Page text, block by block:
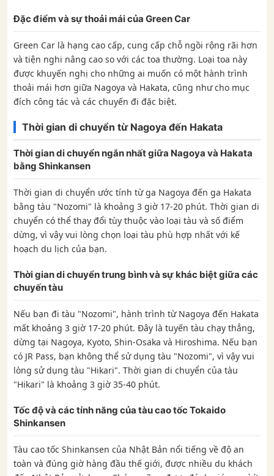
Đặc điểm và sự thoải mái của Green Car
Green Car là hạng cao cấp, cung cấp chỗ ngồi rộng rãi hơn
và tiện nghi nâng cao so với các toa thường. Loại toa này
được khuyến nghị cho những ai muốn có một hành trình
thoải mái hơn giữa Nagoya và Hakata, cũng như cho mục
đích công tác và các chuyến đi đặc biệt.
Thời gian di chuyển từ Nagoya đến Hakata
Thời gian di chuyển ngắn nhất giữa Nagoya và Hakata
bằng Shinkansen
Thời gian di chuyển ước tính từ ga Nagoya đến ga Hakata
bằng tàu "Nozomi" là khoảng 3 giờ 17-20 phút. Thời gian di
chuyển có thể thay đổi tùy thuộc vào loại tàu và số điểm
dừng, vì vậy vui lòng chọn loại tàu phù hợp nhất với kế
hoạch du lịch của bạn.
Thời gian di chuyển trung bình và sự khác biệt giữa các
chuyến tàu
Nếu bạn đi tàu "Nozomi", hành trình từ Nagoya đến Hakata
mất khoảng 3 giờ 17-20 phút. Đây là tuyến tàu chạy thẳng,
dừng tại Nagoya, Kyoto, Shin-Osaka và Hiroshima. Nếu bạn
có JR Pass, bạn không thể sử dụng tàu "Nozomi", vì vậy vui
lòng sử dụng tàu "Hikari". Thời gian di chuyển của tàu
"Hikari" là khoảng 3 giờ 35-40 phút.
Tốc độ và các tính năng của tàu cao tốc Tokaido
Shinkansen
Tàu cao tốc Shinkansen của Nhật Bản nổi tiếng về độ an
toàn và đúng giờ hàng đầu thế giới, được nhiều du khách